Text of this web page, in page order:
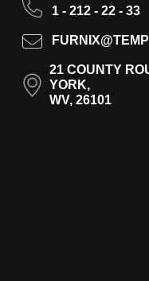
1 - 212 - 22 - 33
21 COUNTY
YORK,
WV, 26101